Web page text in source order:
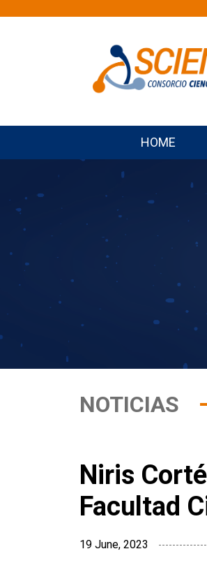
HOME
NOTICIAS
Niris
Facultad
19 June, 2023